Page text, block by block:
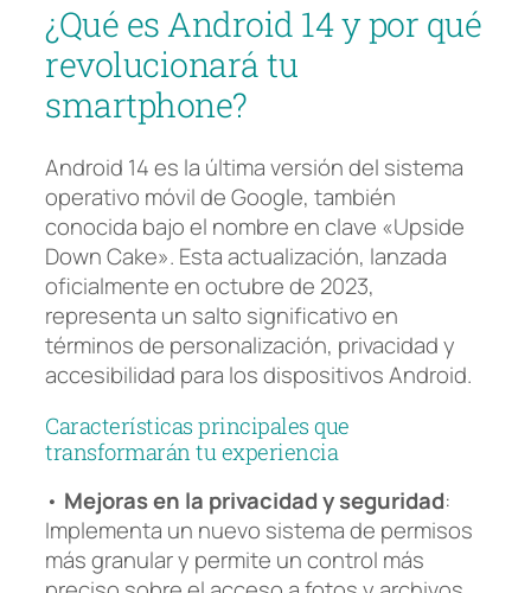
¿Qué es Android 14 y por qué
revolucionará tu
smartphone?
Android 14 es la última versión del sistema
operativo móvil de Google, también
conocida bajo el nombre en clave «Upside
Down Cake». Esta actualización, lanzada
oficialmente en octubre de 2023,
representa un salto significativo en
términos de personalización, privacidad y
accesibilidad para los dispositivos Android.
Características principales que
transformarán tu experiencia
• Mejoras en la privacidad y seguridad:
Implementa un nuevo sistema de permisos
más granular y permite un control más